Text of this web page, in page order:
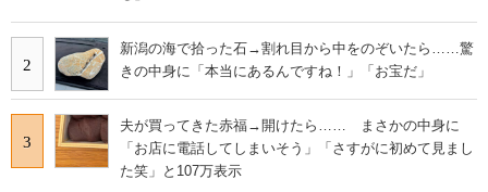
2
新潟の海で拾った石→割れ目から中をのぞいたら……驚
きの中身に「本当にあるんですね！」「お宝だ」
3
夫が買ってきた赤福→開けたら…… まさかの中身に
「お店に電話してしまいそう」「さすがに初めて見まし
た笑」と107万表示